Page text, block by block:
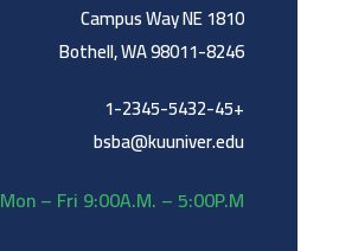
1810 Campus Way NE
Bothell, WA 98011-8246
+1-2345-5432-45
bsba@kuuniver.edu
Mon – Fri 9:00A.M. – 5:00P.M.